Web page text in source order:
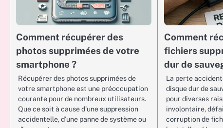
Comment récupérer des
photos supprimées de votre
smartphone ?
Récupérer des photos supprimées de
votre smartphone est une préoccupation
courante pour de nombreux utilisateurs.
Que ce soit à cause d’une suppression
accidentelle, d’une panne de système ou
Comment
fichiers
dur de
La perte
disque dur de
pour diverses
involontaire,
corruption de